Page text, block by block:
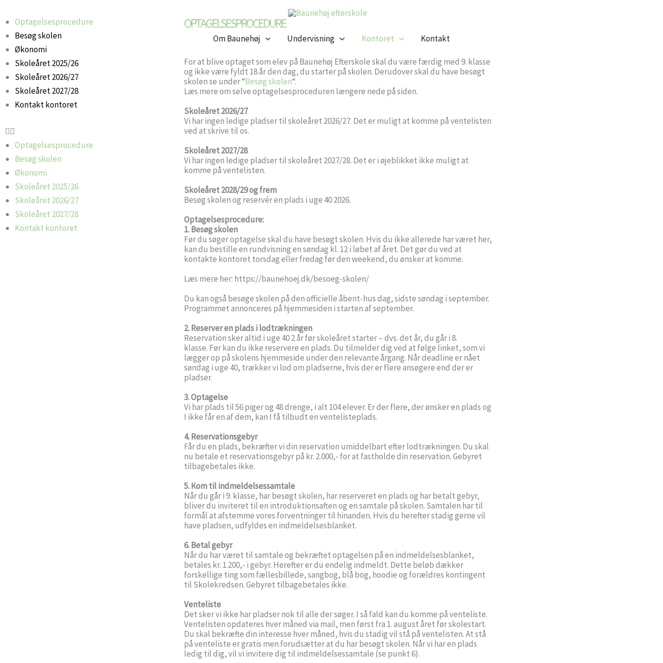
til
indholdet
Om Baunehøj Undervisning Kontoret Kontakt
Optagelsesprocedure
Besøg skolen
Økonomi
Skoleåret 2025/26
Skoleåret 2026/27
Skoleåret 2027/28
Kontakt kontoret
Optagelsesprocedure
Besøg skolen
Økonomi
Skoleåret 2025/26
Skoleåret 2026/27
Skoleåret 2027/28
Kontakt kontoret
OPTAGELSESPROCEDURE
For at blive optaget som elev på Baunehøj Efterskole skal du være færdig med 9. klasse
og ikke være fyldt 18 år den dag, du starter på skolen. Derudover skal du have besøgt
skolen se under “Besøg skolen“.
Læs mere om selve optagelsesproceduren længere nede på siden.
Skoleåret 2026/27
Vi har ingen ledige pladser til skoleåret 2026/27. Det er muligt at komme på ventelisten
ved at skrive til os.
Skoleåret 2027/28
Vi har ingen ledige pladser til skoleåret 2027/28. Det er i øjeblikket ikke muligt at
komme på ventelisten.
Skoleåret 2028/29 og frem
Besøg skolen og reservér en plads i uge 40 2026.
Optagelsesprocedure:
1. Besøg skolen
Før du søger optagelse skal du have besøgt skolen. Hvis du ikke allerede har været her,
kan du bestille en rundvisning en søndag kl. 12 i løbet af året. Det gør du ved at
kontakte kontoret torsdag eller fredag før den weekend, du ønsker at komme.
Læs mere her: https://baunehoej.dk/besoeg-skolen/
Du kan også besøge skolen på den officielle åbent-hus dag, sidste søndag i september.
Programmet annonceres på hjemmesiden i starten af september.
2. Reserver en plads i lodtrækningen
Reservation sker altid i uge 40 2 år før skoleåret starter – dvs. det år, du går i 8.
klasse. Før kan du ikke reservere en plads. Du tilmelder dig ved at følge linket, som vi
lægger op på skolens hjemmeside under den relevante årgang. Når deadline er nået
søndag i uge 40, trækker vi lod om pladserne, hvis der er flere ansøgere end der er
pladser.
3. Optagelse
Vi har plads til 56 piger og 48 drenge, i alt 104 elever. Er der flere, der ønsker en plads og
I ikke får en af dem, kan I få tilbudt en ventelisteplads.
4. Reservationsgebyr
Får du en plads, bekræfter vi din reservation umiddelbart efter lodtrækningen. Du skal
nu betale et reservationsgebyr på kr. 2.000,- for at fastholde din reservation. Gebyret
tilbagebetales ikke.
5. Kom til indmeldelsessamtale
Når du går i 9. klasse, har besøgt skolen, har reserveret en plads og har betalt gebyr,
bliver du inviteret til en introduktionsaften og en samtale på skolen. Samtalen har til
formål at afstemme vores forventninger til hinanden. Hvis du herefter stadig gerne vil
have pladsen, udfyldes en indmeldelsesblanket.
6. Betal gebyr
Når du har været til samtale og bekræftet optagelsen på en indmeldelsesblanket,
betales kr. 1.200,- i gebyr. Herefter er du endelig indmeldt. Dette beløb dækker
forskellige ting som fællesbillede, sangbog, blå bog, hoodie og forældres kontingent
til Skolekredsen. Gebyret tilbagebetales ikke.
Venteliste
Det sker vi ikke har pladser nok til alle der søger. I så fald kan du komme på venteliste.
Ventelisten opdateres hver måned via mail, men først fra 1. august året før skolestart.
Du skal bekræfte din interesse hver måned, hvis du stadig vil stå på ventelisten. At stå
på venteliste er gratis men forudsætter at du har besøgt skolen. Når vi har en plads
ledig til dig, vil vi invitere dig til indmeldelsessamtale (se punkt 6).